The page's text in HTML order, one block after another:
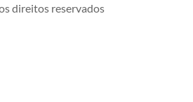
direitos reservados